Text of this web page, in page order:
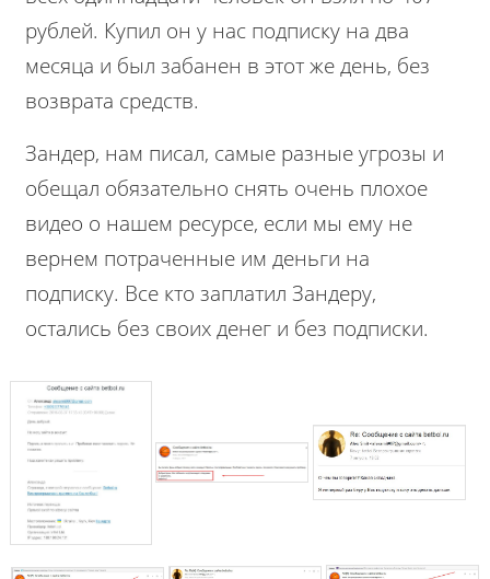
рублей. Купил он у нас подписку на два
месяца и был забанен в этот же день, без
возврата средств.
Зандер, нам писал, самые разные угрозы и
обещал обязательно снять очень плохое
видео о нашем ресурсе, если мы ему не
вернем потраченные им деньги на
подписку. Все кто заплатил Зандеру,
остались без своих денег и без подписки.